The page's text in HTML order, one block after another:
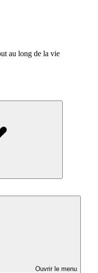
au long de la vie
Ouvrir le menu